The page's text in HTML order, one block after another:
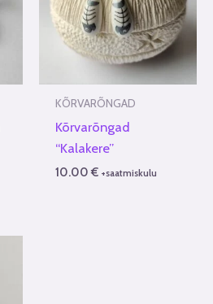
KÕRVARÕNGAD
Kõrvarõngad
“Kalakere”
10.00€ +saatmiskulu